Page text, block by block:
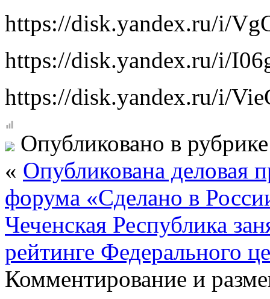
https://disk.yandex.ru/i/
https://disk.yandex.ru/i/
https://disk.yandex.ru/i/
Опубликовано в
« Опубликована деловая
форума «Сделано в
Чеченская Республика
рейтинге Федерального
Комментирование и